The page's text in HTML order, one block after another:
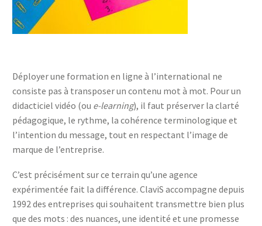
Déployer une formation en ligne à l’international ne
consiste pas à transposer un contenu mot à mot. Pour un
didacticiel vidéo (ou e‑learning), il faut préserver la clarté
pédagogique, le rythme, la cohérence terminologique et
l’intention du message, tout en respectant l’image de
marque de l’entreprise.
C’est précisément sur ce terrain qu’une agence
expérimentée fait la différence. ClaviS accompagne depuis
1992 des entreprises qui souhaitent transmettre bien plus
que des mots : des nuances, une identité et une promesse